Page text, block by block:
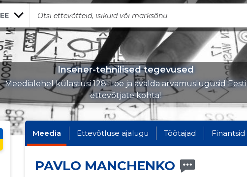
EE
Insener-tehnilised tegevused
Meedialehel külastusi 128. Loe ja avalda arvamuslugusid Eesti
ettevõtjate kohta!
Meedia Ettevõtluse ajalugu Töötajad Finantsid
PAVLO MANCHENKO